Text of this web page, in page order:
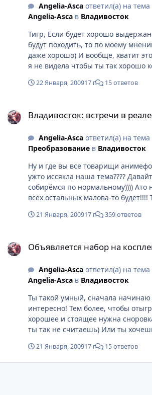
фестивалю, но я буду их искать к
доказать, что кавайный косплей
могу поспорить после нашего
своё мнения.
Angelia-Ascaответил(а) на тема
Angelia-Asca в Владивосток
Тигр, Если будет хорошо
будут походить, то по моему
даже хорошо) И вообще, хватит
я не видела чтобы ты так хорошо
22 Января, 200917 г 15 ответов
Владивосток: встречи в реале
Angelia-Ascaответил(а) на тема
Преобразование в Владивосток
Ну и где вы все товарищи
ужто иссякла наша тема????
собирёмся по нормальному)))) Ато
всех остальных малова-то
много много позитива!!!!!!!!!!
21 Января, 200917 г 359 ответов
Объявляется набор на
Angelia-Ascaответил(а) на тема
Angelia-Asca в Владивосток
Ты такой умный, сначала начинаю
интересно! Тем более, чтобы
хорошее и стоящее нужна
ты так не считаешь) Или ты
21 Января, 200917 г 15 ответов